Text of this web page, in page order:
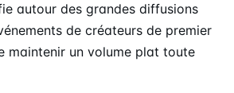
autour des grandes diffusions
de créateurs de premier
maintenir un volume plat toute